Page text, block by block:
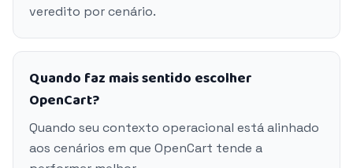
veredito por cenário.
Quando faz mais sentido escolher
OpenCart?
Quando seu contexto operacional está alinhado
aos cenários em que OpenCart tende a